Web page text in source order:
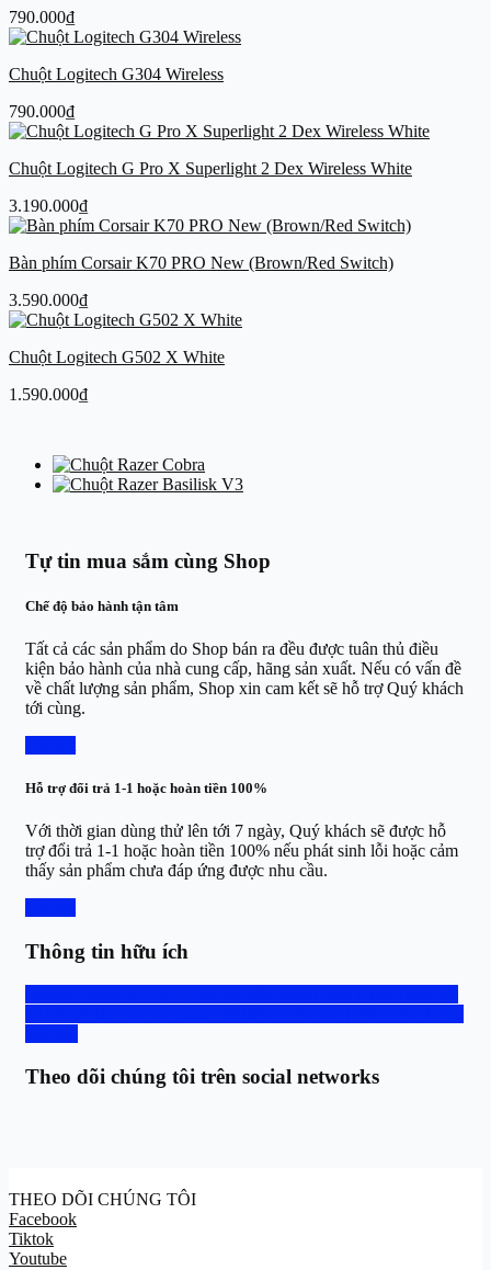
790.000₫
Chuột Logitech G304 Wireless
790.000₫
Chuột Logitech G Pro X Superlight 2 Dex Wireless White
3.190.000₫
Bàn phím Corsair K70 PRO New (Brown/Red Switch)
3.590.000₫
Chuột Logitech G502 X White
1.590.000₫
Tự tin mua sắm cùng Shop
Chế độ bảo hành tận tâm
Tất cả các sản phẩm do Shop bán ra đều được tuân thủ điều
kiện bảo hành của nhà cung cấp, hãng sản xuất. Nếu có vấn đề
về chất lượng sản phẩm, Shop xin cam kết sẽ hỗ trợ Quý khách
tới cùng.
Hỗ trợ đổi trả 1-1 hoặc hoàn tiền 100%
Với thời gian dùng thử lên tới 7 ngày, Quý khách sẽ được hỗ
trợ đổi trả 1-1 hoặc hoàn tiền 100% nếu phát sinh lỗi hoặc cảm
thấy sản phẩm chưa đáp ứng được nhu cầu.
Thông tin hữu ích
Theo dõi chúng tôi trên social networks
THEO DÕI CHÚNG TÔI
Facebook
Tiktok
Youtube